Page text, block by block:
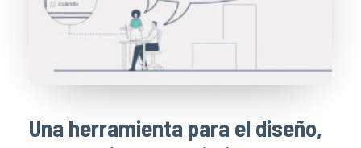
Una herramienta para el diseño,